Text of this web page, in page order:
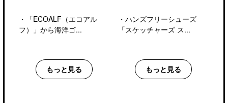
・
「ECOALF（エコアル
フ）」から海洋ゴ...
もっと見る
・ ハンズフリーシューズ
「スケッチャーズ ス...
もっと見る